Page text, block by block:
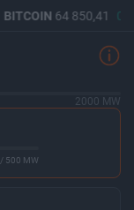
BITCOIN64 850,41
2000 MW
/ 500 MW